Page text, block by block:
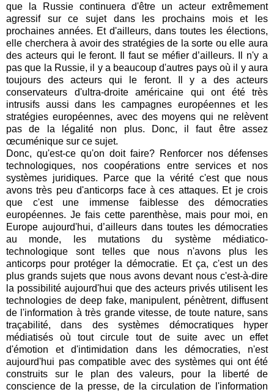
que la Russie continuera d'être un acteur extrêmement
agressif sur ce sujet dans les prochains mois et les
prochaines années. Et d'ailleurs, dans toutes les élections,
elle cherchera à avoir des stratégies de la sorte ou elle aura
des acteurs qui le feront. Il faut se méfier d’ailleurs. Il n'y a
pas que la Russie, il y a beaucoup d'autres pays où il y aura
toujours des acteurs qui le feront. Il y a des acteurs
conservateurs d'ultra-droite américaine qui ont été très
intrusifs aussi dans les campagnes européennes et les
stratégies européennes, avec des moyens qui ne relèvent
pas de la légalité non plus. Donc, il faut être assez
œcuménique sur ce sujet.
Donc, qu'est-ce qu'on doit faire? Renforcer nos défenses
technologiques, nos coopérations entre services et nos
systèmes juridiques. Parce que la vérité c'est que nous
avons très peu d'anticorps face à ces attaques. Et je crois
que c'est une immense faiblesse des démocraties
européennes. Je fais cette parenthèse, mais pour moi, en
Europe aujourd'hui, d’ailleurs dans toutes les démocraties
au monde, les mutations du système médiatico-
technologique sont telles que nous n'avons plus les
anticorps pour protéger la démocratie. Et ça, c'est un des
plus grands sujets que nous avons devant nous c'est-à-dire
la possibilité aujourd'hui que des acteurs privés utilisent les
technologies de deep fake, manipulent, pénètrent, diffusent
de l'information à très grande vitesse, de toute nature, sans
traçabilité, dans des systèmes démocratiques hyper
médiatisés où tout circule tout de suite avec un effet
d'émotion et d'intimidation dans les démocraties, n'est
aujourd'hui pas compatible avec des systèmes qui ont été
construits sur le plan des valeurs, pour la liberté de
conscience de la presse, de la circulation de l'information